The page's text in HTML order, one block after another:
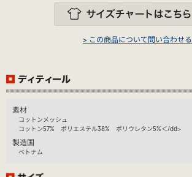
> この商品について問い合わせる
素材
コットンメッシュ
コットン57% ポリエステル38% ポリウレタン5%＜/dd>
製造国
ベトナム